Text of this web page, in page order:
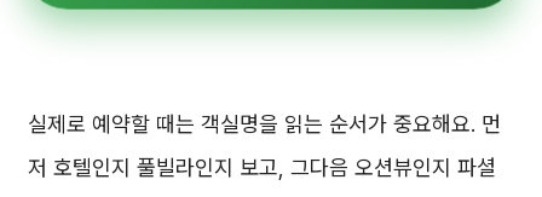
실제로 예약할 때는 객실명을 읽는 순서가 중요해요. 먼
저 호텔인지 풀빌라인지 보고, 그다음 오션뷰인지 파셜